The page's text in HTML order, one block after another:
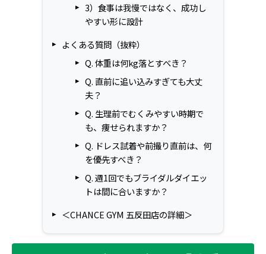
3）食事は我慢ではなく、成功し
やすい形に設計
よくある質問（抜粋）
Q. 体重は何kg落とすべき？
Q. 直前に追い込みすぎても大丈
夫？
Q. 生理前でむくみやすい時期で
も、痩せられますか？
Q. ドレス試着や前撮り直前は、何
を優先すべき？
Q. 週1回でもブライダルダイエッ
トは間に合いますか？
＜CHANCE GYM 五反田店の詳細＞